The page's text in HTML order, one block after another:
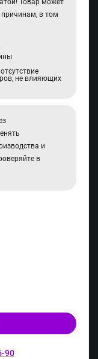
Товар может
в том
не влияющих
и
в
90